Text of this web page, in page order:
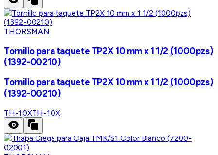
THORSMAN
Tornillo para taquete TP2X 10 mm x 1 1/2 (1000pzs)
(1392-00210)
Tornillo para taquete TP2X 10 mm x 1 1/2 (1000pzs)
(1392-00210)
TH-10XTH-10X